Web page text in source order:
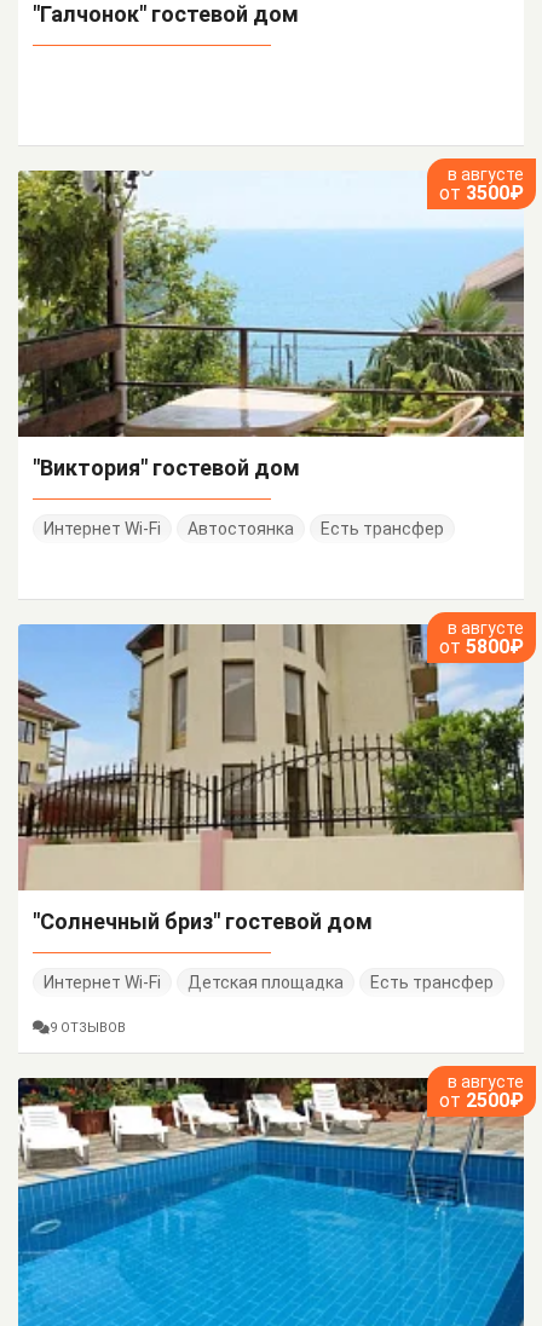
"Галчонок" гостевой дом
в августе
от 3500₽
"Виктория" гостевой дом
Интернет Wi-Fi Автостоянка Есть трансфер
в августе
от 5800₽
"Солнечный бриз" гостевой дом
Интернет Wi-Fi Детская площадка Есть трансфер
9 ОТЗЫВОВ
в августе
от 2500₽